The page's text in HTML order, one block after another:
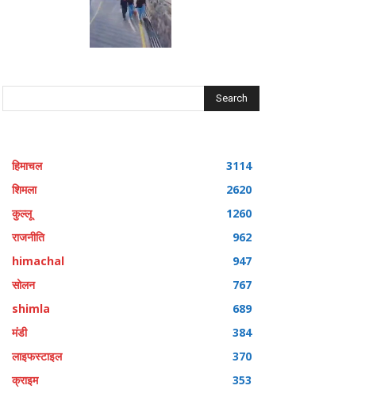
Search
हिमाचल
3114
शिमला
2620
कुल्लू
1260
राजनीति
962
himachal
947
सोलन
767
shimla
689
मंडी
384
लाइफस्टाइल
370
क्राइम
353